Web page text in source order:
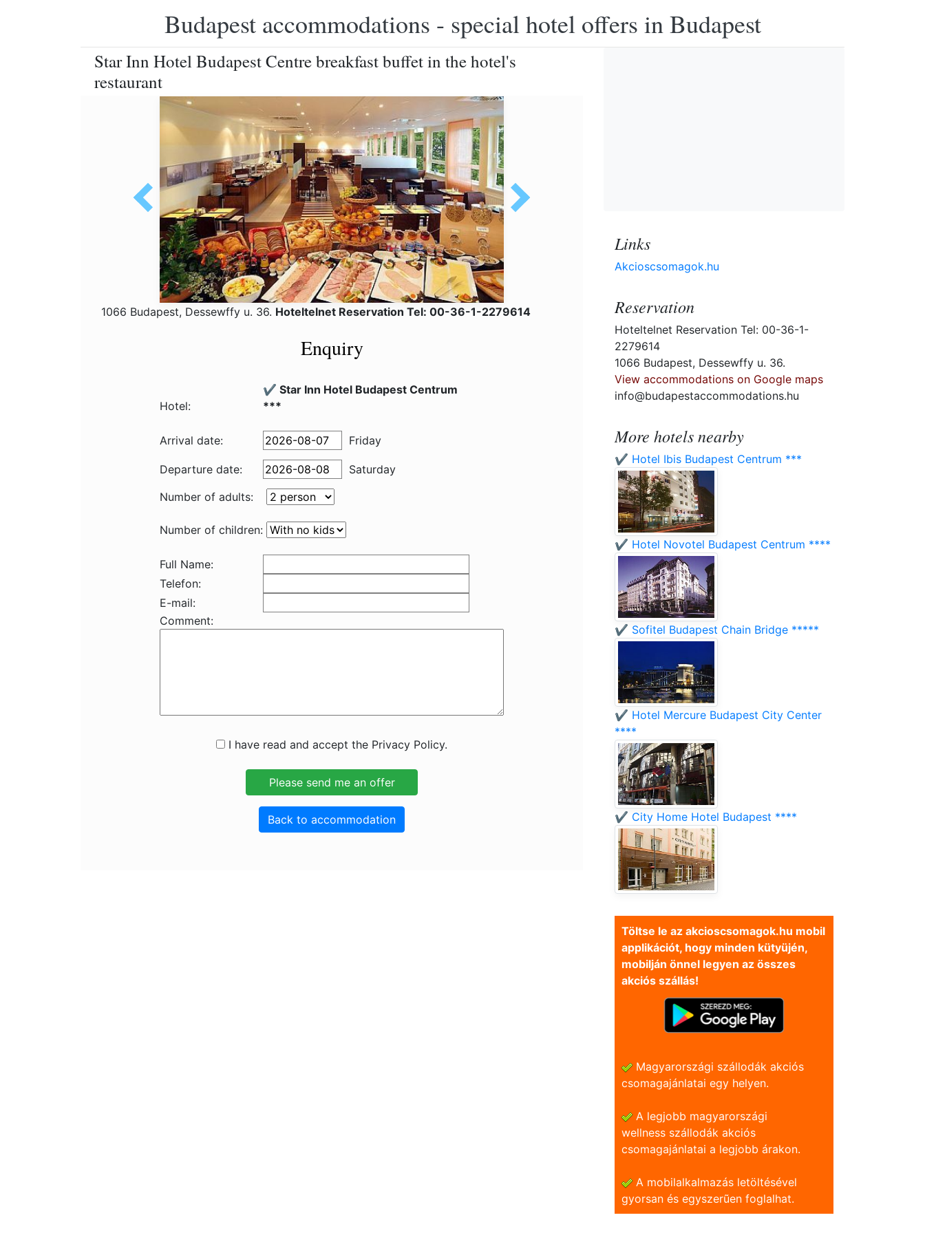
Budapest accommodations - special hotel offers in Budapest
Star Inn Hotel Budapest Centre breakfast buffet in the hotel's
restaurant
1066 Budapest, Dessewffy u. 36. Hoteltelnet Reservation Tel: 00-36-1-2279614
Enquiry
Hotel:
✔️ Star Inn Hotel Budapest Centrum
***
Arrival date: Friday
Departure date:
Saturday
Number of adults:
Number of children:
Full Name:
Telefon:
E-mail:
Comment:
I have read and accept the Privacy Policy.
Back to accommodation
Links
Akcioscsomagok.hu
Reservation
Hoteltelnet Reservation Tel: 00-36-1-
2279614
1066 Budapest, Dessewffy u. 36.
View accommodations on Google maps
info@budapestaccommodations.hu
More hotels nearby
✔️ Hotel Ibis Budapest Centrum ***
✔️ Hotel Novotel Budapest Centrum ****
✔️ Sofitel Budapest Chain Bridge *****
✔️ Hotel Mercure Budapest City Center
****
✔️ City Home Hotel Budapest ****
Töltse le az akcioscsomagok.hu mobil
applikációt, hogy minden kütyüjén,
mobilján önnel legyen az összes
akciós szállás!
Magyarországi szállodák akciós
csomagajánlatai egy helyen.
A legjobb magyarországi
wellness szállodák akciós
csomagajánlatai a legjobb árakon.
A mobilalkalmazás letöltésével
gyorsan és egyszerũen foglalhat.